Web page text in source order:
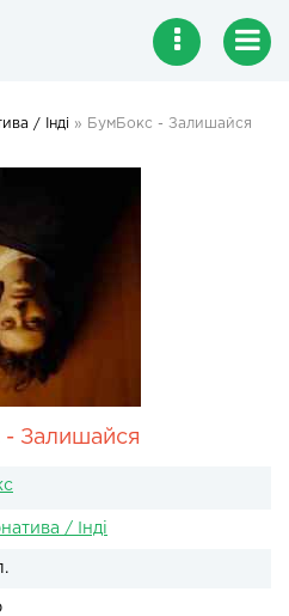
/ Інді » БумБокс - Залишайся
Залишайся
/ Інді